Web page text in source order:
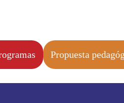
Propuesta